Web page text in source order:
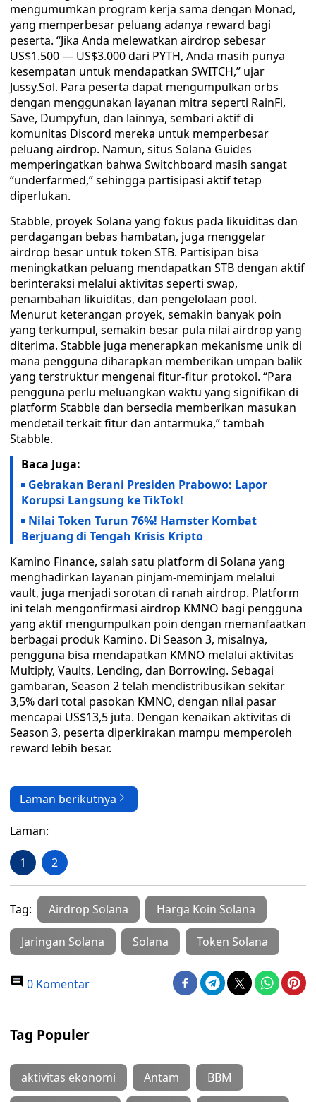
mengumumkan program kerja sama dengan Monad,
yang memperbesar peluang adanya reward bagi
peserta. “Jika Anda melewatkan airdrop sebesar
US$1.500 — US$3.000 dari PYTH, Anda masih punya
kesempatan untuk mendapatkan SWITCH,” ujar
Jussy.Sol. Para peserta dapat mengumpulkan orbs
dengan menggunakan layanan mitra seperti RainFi,
Save, Dumpyfun, dan lainnya, sembari aktif di
komunitas Discord mereka untuk memperbesar
peluang airdrop. Namun, situs Solana Guides
memperingatkan bahwa Switchboard masih sangat
“underfarmed,” sehingga partisipasi aktif tetap
diperlukan.
Stabble, proyek Solana yang fokus pada likuiditas dan
perdagangan bebas hambatan, juga menggelar
airdrop besar untuk token STB. Partisipan bisa
meningkatkan peluang mendapatkan STB dengan aktif
berinteraksi melalui aktivitas seperti swap,
penambahan likuiditas, dan pengelolaan pool.
Menurut keterangan proyek, semakin banyak poin
yang terkumpul, semakin besar pula nilai airdrop yang
diterima. Stabble juga menerapkan mekanisme unik di
mana pengguna diharapkan memberikan umpan balik
yang terstruktur mengenai fitur-fitur protokol. “Para
pengguna perlu meluangkan waktu yang signifikan di
platform Stabble dan bersedia memberikan masukan
mendetail terkait fitur dan antarmuka,” tambah
Stabble.
Baca Juga:
Gebrakan Berani Presiden Prabowo: Lapor
Korupsi Langsung ke TikTok!
Nilai Token Turun 76%! Hamster Kombat
Berjuang di Tengah Krisis Kripto
Kamino Finance, salah satu platform di Solana yang
menghadirkan layanan pinjam-meminjam melalui
vault, juga menjadi sorotan di ranah airdrop. Platform
ini telah mengonfirmasi airdrop KMNO bagi pengguna
yang aktif mengumpulkan poin dengan memanfaatkan
berbagai produk Kamino. Di Season 3, misalnya,
pengguna bisa mendapatkan KMNO melalui aktivitas
Multiply, Vaults, Lending, dan Borrowing. Sebagai
gambaran, Season 2 telah mendistribusikan sekitar
3,5% dari total pasokan KMNO, dengan nilai pasar
mencapai US$13,5 juta. Dengan kenaikan aktivitas di
Season 3, peserta diperkirakan mampu memperoleh
reward lebih besar.
Laman berikutnya
Laman:
1 2
Tag: Airdrop Solana Harga Koin Solana
Jaringan Solana Solana Token Solana
0 Komentar
Tag Populer
aktivitas ekonomi Antam BBM